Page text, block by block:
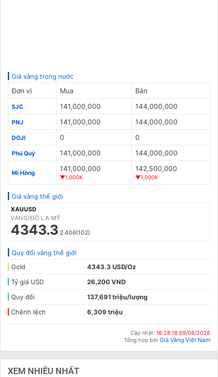
Giá vàng trong nước
Đơn vị Mua Bán
SJC 141,000,000 144,000,000
PNJ 141,000,000 144,000,000
DOJI 0 0
Phú Quý 141,000,000 144,000,000
Mi Hồng
141,000,000
▼1,000K
142,500,000
▼1,000K
Giá vàng thế giới
XAUUSD
VÀNG/ĐÔ LA MỸ
4343.3 2.406(102)
Quy đổi vàng thế giới
Gold
4343.3 USD/Oz
Tỷ giá USD
26,200 VND
Quy đổi
137,691 triệu/lượng
Chênh lệch
6,309 triệu
Cập nhật: 16:28:18 09/08/2026
Tổng hợp bởi Giá Vàng Việt Nam
XEM NHIỀU NHẤT